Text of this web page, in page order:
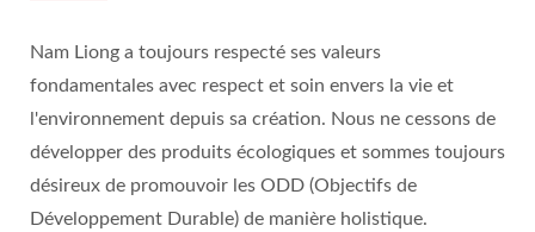
Nam Liong a toujours respecté ses valeurs
fondamentales avec respect et soin envers la vie et
l'environnement depuis sa création. Nous ne cessons de
développer des produits écologiques et sommes toujours
désireux de promouvoir les ODD (Objectifs de
Développement Durable) de manière holistique.